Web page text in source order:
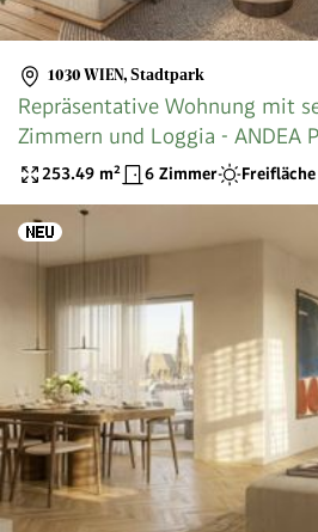
1030 WIEN, Stadtpark
Repräsentative Wohnung mit
Zimmern und Loggia - ANDEA
Residences
253.49 m² 6 Zimmer Freifläche